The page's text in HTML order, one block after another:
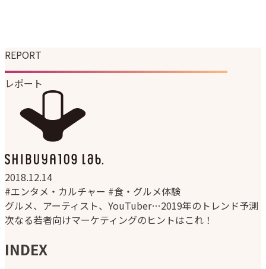
REPORT
レポート
2018.12.14
#エンタメ・カルチャー #食・グルメ体験
グルメ、アーティスト、YouTuber…2019年のトレンド予測
次なる若者向けマーケティングのヒントはこれ！
INDEX